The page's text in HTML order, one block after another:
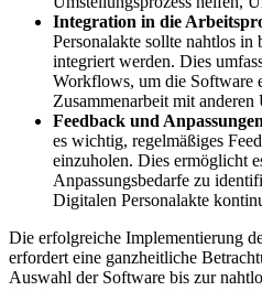
Integration in die
Personalakte sollte nahtlos in
integriert werden. Dies
Workflows, um die Software
Zusammenarbeit mit anderen
Feedback und
es wichtig, regelmäßiges
einzuholen. Dies ermöglicht
Anpassungsbedarfe zu
Digitalen Personalakte
Die erfolgreiche Implementierung
erfordert eine ganzheitliche
Auswahl der Software bis zur